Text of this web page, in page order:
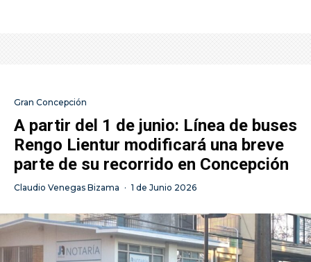
Gran Concepción
A partir del 1 de junio: Línea de buses
Rengo Lientur modificará una breve
parte de su recorrido en Concepción
Claudio Venegas Bizama · 1 de Junio 2026